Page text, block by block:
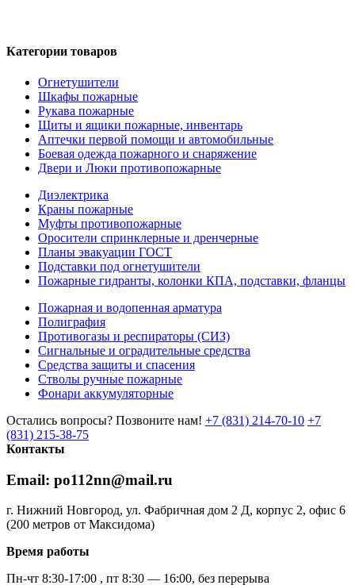
Категории товаров
Огнетушители
Шкафы пожарные
Рукава пожарные
Щиты и ящики пожарные, инвентарь
Аптечки первой помощи и автомобильные
Боевая одежда пожарного и снаряжение
Двери и Люки противопожарные
Диэлектрика
Краны пожарные
Муфты противопожарные
Оросители спринклерные и дренчерные
Планы эвакуации ГОСТ
Подставки под огнетушители
Пожарные гидранты, колонки КПА, подставки, фланцы
Пожарная и водопенная арматура
Полиграфия
Противогазы и респираторы (СИЗ)
Сигнальные и оградительные средства
Средства защиты и спасения
Стволы ручные пожарные
Фонари аккумуляторные
Остались вопросы? Позвоните нам! +7 (831) 214-70-10 +7
(831) 215-38-75
Контакты
Email: po112nn@mail.ru
г. Нижний Новгород, ул. Фабричная дом 2 Д, корпус 2, офис 6
(200 метров от Максидома)
Время работы
Пн-чт 8:30-17:00 , пт 8:30 — 16:00, без перерыва